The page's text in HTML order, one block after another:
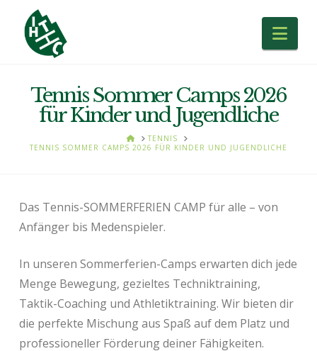
Tennis Sommer Camps 2026
für Kinder und Jugendliche
HOMETENNIS
TENNIS SOMMER CAMPS 2026 FÜR KINDER UND JUGENDLICHE
Das Tennis-SOMMERFERIEN CAMP für alle – von
Anfänger bis Medenspieler.
In unseren Sommerferien-Camps erwarten dich jede
Menge Bewegung, gezieltes Techniktraining,
Taktik-Coaching und Athletiktraining. Wir bieten dir
die perfekte Mischung aus Spaß auf dem Platz und
professioneller Förderung deiner Fähigkeiten.